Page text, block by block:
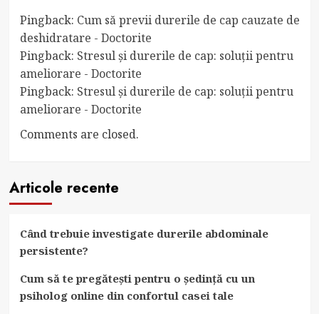
Pingback: Cum să previi durerile de cap cauzate de
deshidratare - Doctorite
Pingback: Stresul și durerile de cap: soluții pentru
ameliorare - Doctorite
Pingback: Stresul și durerile de cap: soluții pentru
ameliorare - Doctorite
Comments are closed.
Articole recente
Când trebuie investigate durerile abdominale
persistente?
Cum să te pregătești pentru o ședință cu un
psiholog online din confortul casei tale